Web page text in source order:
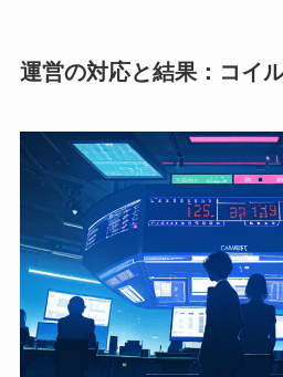
運営の対応と結果：コイ